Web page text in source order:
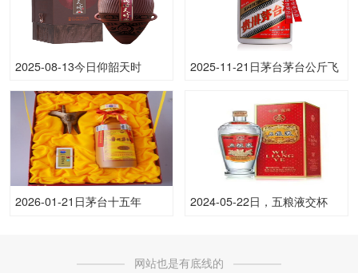
2025-08-13今日仰韶天时
瓶，下跌 5元
2025-11-21日茅台茅台公斤飞
瓶，下跌 10元
2026-01-21日茅台十五年
2024-05-22日，五粮液交杯
网站也是有底线的